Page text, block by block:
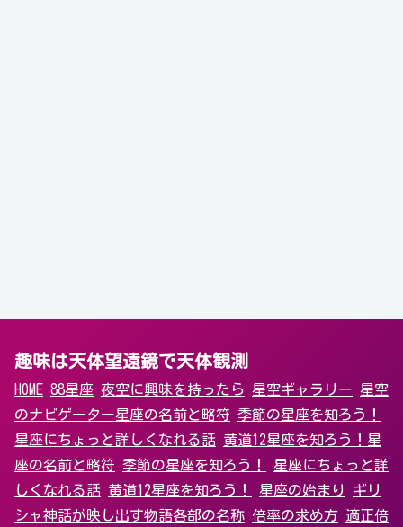
趣味は天体望遠鏡で天体観測
HOME 88星座 夜空に興味を持ったら 星空ギャラリー 星空
のナビゲーター星座の名前と略符 季節の星座を知ろう！
星座にちょっと詳しくなれる話 黄道12星座を知ろう！ 星
座の名前と略符 季節の星座を知ろう！
星座にちょっと詳
しくなれる話 黄道12星座を知ろう！ 星座の始まり
ギリ
シャ神話が映し出す物語各部の名称 倍率の求め方 適正倍